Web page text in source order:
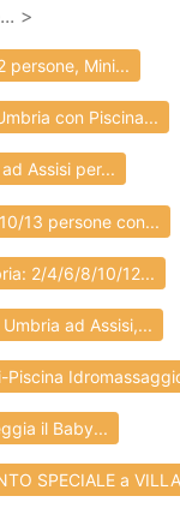
>
persone, Mini...
con Piscina...
Assisi per...
13 persone con...
2/4/6/8/10/12...
ad Assisi,...
il Baby...
SPECIALE a